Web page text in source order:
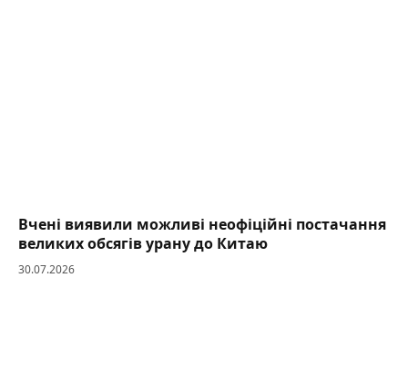
Вчені виявили можливі неофіційні постачання
великих обсягів урану до Китаю
30.07.2026